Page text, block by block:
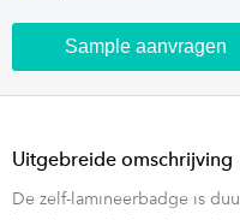
Sample aanvragen
Uitgebreide omschrijving
De zelf-lamineerbadge is